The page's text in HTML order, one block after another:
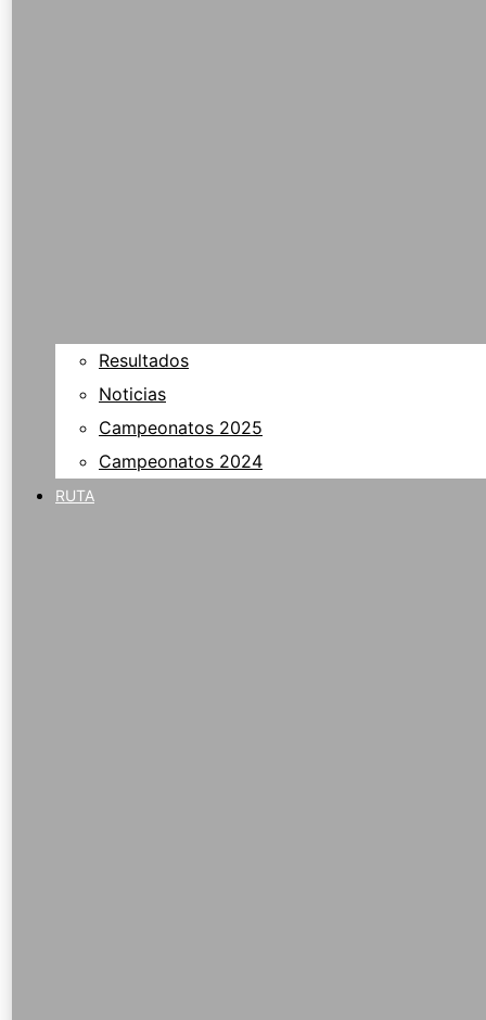
Resultados
Noticias
Campeonatos 2025
Campeonatos 2024
RUTA